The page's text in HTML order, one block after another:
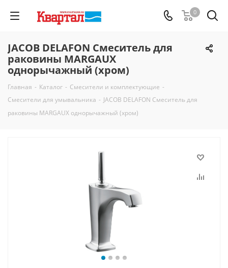
0
JACOB DELAFON Смеситель для
раковины MARGAUX
однорычажный (хром)
Главная - Каталог - Смесители и комплектующие -
Смесители для умывальника - JACOB DELAFON Смеситель для
раковины MARGAUX однорычажный (хром)